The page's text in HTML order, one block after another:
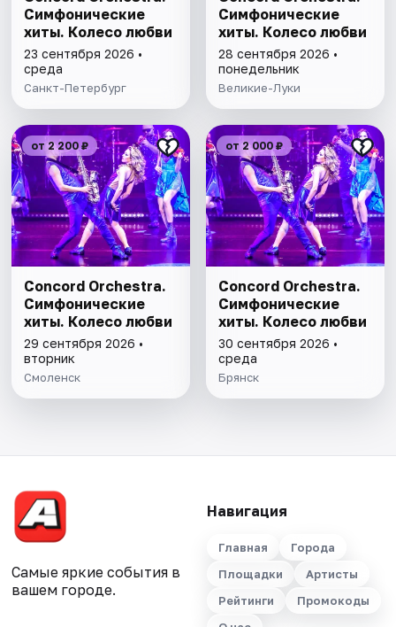
Симфонические
хиты. Колесо любви
23 сентября 2026 •
среда
Санкт-Петербург
Симфонические
хиты. Колесо любви
28 сентября 2026 •
понедельник
Великие-Луки
от 2 200 ₽
Concord Orchestra.
Симфонические
хиты. Колесо любви
29 сентября 2026 •
вторник
Смоленск
от 2 000 ₽
Concord Orchestra.
Симфонические
хиты. Колесо любви
30 сентября 2026 •
среда
Брянск
Самые яркие события в
вашем городе.
Навигация
Главная
Города
Площадки
Артисты
Рейтинги
Промокоды